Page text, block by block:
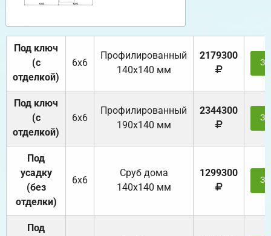
Под ключ
(с
отделкой)
6х6
Профилированный
140х140 мм
2179300
Под ключ
(с
отделкой)
6х6
Профилированный
190х140 мм
2344300
Под
усадку
(без
отделки)
6х6
Cруб дома
140х140 мм
1299300
Под